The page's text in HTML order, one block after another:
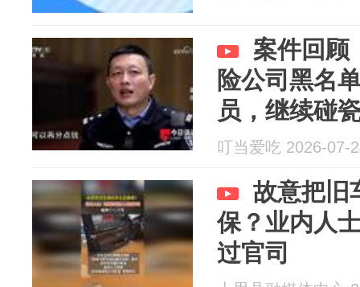
案件回顾
险公司黑名
员，继续碰
叮当爱吃 2026-07-
故意把旧
保？业内人
过官司